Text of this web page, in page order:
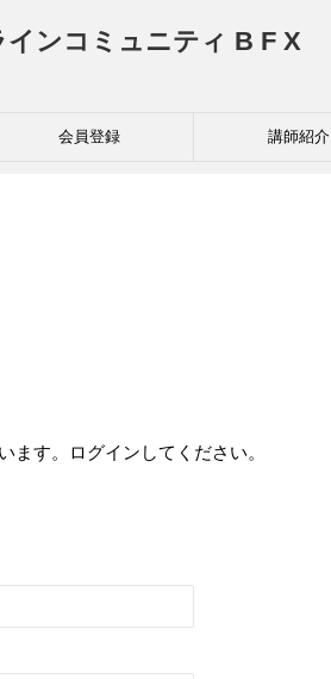
ンコミュニティ B F X
会員登録 講師紹介
ます。ログインしてください。